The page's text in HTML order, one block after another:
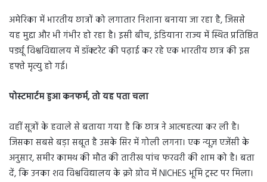
अमेरिका में भारतीय छात्रों को लगातार निशाना बनाया जा रहा है, जिससे
यह मुद्दा और भी गंभीर हो रहा है। इसी बीच, इंडियाना राज्य में स्थित प्रतिष्ठित
पर्ड्यू विश्वविद्यालय में डॉक्टरेट की पढ़ाई कर रहे एक भारतीय छात्र की इस
हफ्ते मृत्यु हो गई।
पोस्टमार्टम हुआ कनफर्म,तो यह पता चला
वहीं सूत्रों के हवाले से बताया गया है कि छात्र ने आत्महत्या कर ली है।
जिसका सबसे बड़ा सबूत है उसके सिर में गोली लगना। एक न्यूज़ एजेंसी के
अनुसार, समीर कामथ की मौत की तारीख पांच फरवरी की शाम को है। बता
दें, कि उनका शव विश्वविद्यालय के क्रो ग्रोव में NICHES भूमि ट्रस्ट पर मिला।